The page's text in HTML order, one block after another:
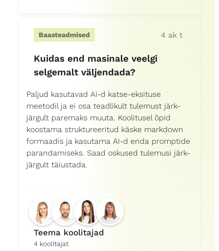
Baasteadmised 4 ak t
Kuidas end masinale veelgi
selgemalt väljendada?
Paljud kasutavad AI-d katse-eksituse
meetodil ja ei osa teadlikult tulemust järk-
järgult paremaks muuta. Koolitusel õpid
koostama struktureeritud käske markdown
formaadis ja kasutama AI-d enda promptide
parandamiseks. Saad oskused tulemusi järk-
järgult täiustada.
Teema koolitajad
4 koolitajat